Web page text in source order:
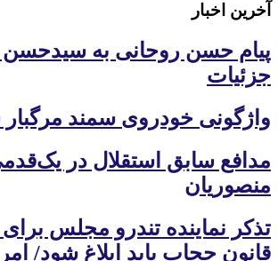
آخرین اخبار
پیام حسن روحانی به
جزئیات
واژگونی خودروی سمند
مدافع سابق استقلال در
منصوریان
تذکر نماینده تندرو مجلس
قانون حجاب باید ابلاغ شود/